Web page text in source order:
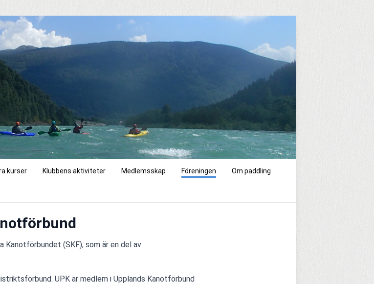
kurser Klubbens aktiviteter Medlemsskap Föreningen Om paddling
Kanotförbundet (SKF), som är en del av
UPK är medlem i Upplands Kanotförbund